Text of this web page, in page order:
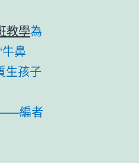
教學為
鼻
生孩子
編者